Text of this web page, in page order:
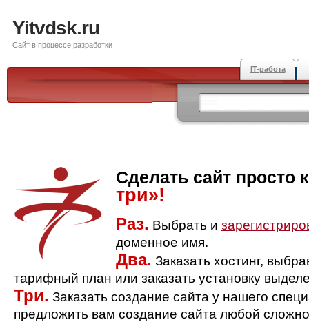
Yitvdsk.ru
Сайт в процессе разработки
IT-работа
Сделать сайт просто
три»!
Раз. Выбрать и
доменное имя.
Два. Заказать хостинг,
тарифный план или заказать установку
Три. Заказать создание сайта у нашего
предложить вам создание сайта любой